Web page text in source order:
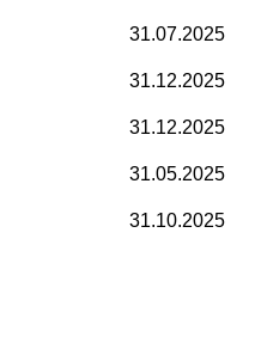
31.07.2025
31.12.2025
31.12.2025
31.05.2025
31.10.2025